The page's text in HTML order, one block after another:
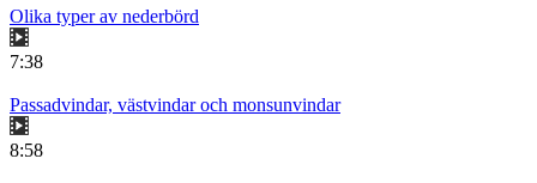
Olika typer av nederbörd
7:38
Passadvindar, västvindar och monsunvindar
8:58